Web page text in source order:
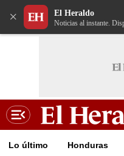
× El Heraldo
Noticias al instante.
Lo último Honduras